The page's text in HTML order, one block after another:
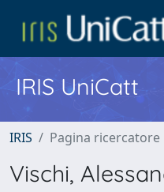
IRIS UniCatt
IRIS Pagina ricercatore
Vischi,